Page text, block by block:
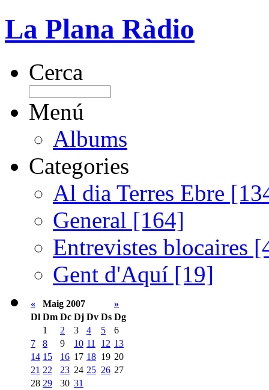
La Plana Ràdio
Cerca
Menú
Albums
Categories
Al dia Terres Ebre
General [164]
Entrevistes blocaires
Gent d'Aquí [19]
« Maig 2007
»
Dl Dm Dc Dj Dv Ds Dg
1
2 3 4 5
6
7
8 9 10 11 12 13
14 15 16 17 18 19 20
21 22 23 24 25 26 27
28 29 30 31